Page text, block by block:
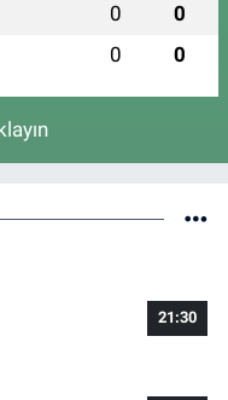
0 0
0 0
21:30